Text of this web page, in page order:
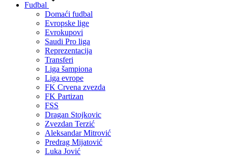
Fudbal
Domaći fudbal
Evropske lige
Evrokupovi
Saudi Pro liga
Reprezentacija
Transferi
Liga šampiona
Liga evrope
FK Crvena zvezda
FK Partizan
FSS
Dragan Stojkovic
Zvezdan Terzić
Aleksandar Mitrović
Predrag Mijatović
Luka Jović